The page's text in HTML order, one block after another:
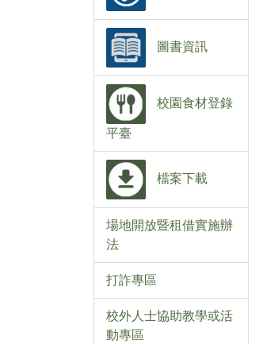
圖書資訊
校園食材登錄
平臺
檔案下載
場地開放暨租借實施辦
法
打詐專區
校外人士協助教學或活
動專區